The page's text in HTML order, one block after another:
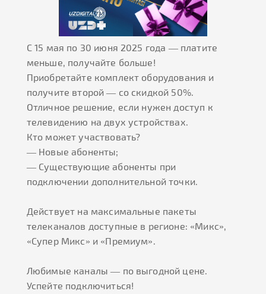
С 15 мая по 30 июня 2025 года — платите
меньше, получайте больше!
Приобретайте комплект оборудования и
получите второй — со скидкой 50%.
Отличное решение, если нужен доступ к
телевидению на двух устройствах.
Кто может участвовать?
— Новые абоненты;
— Существующие абоненты при
подключении дополнительной точки.
Действует на максимальные пакеты
телеканалов доступные в регионе: «Микс»,
«Супер Микс» и «Премиум».
Любимые каналы — по выгодной цене.
Успейте подключиться!